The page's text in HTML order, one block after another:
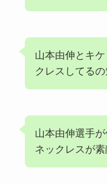
山本由伸とキ
クレスしてる
山本由伸選手
ネックレスが素